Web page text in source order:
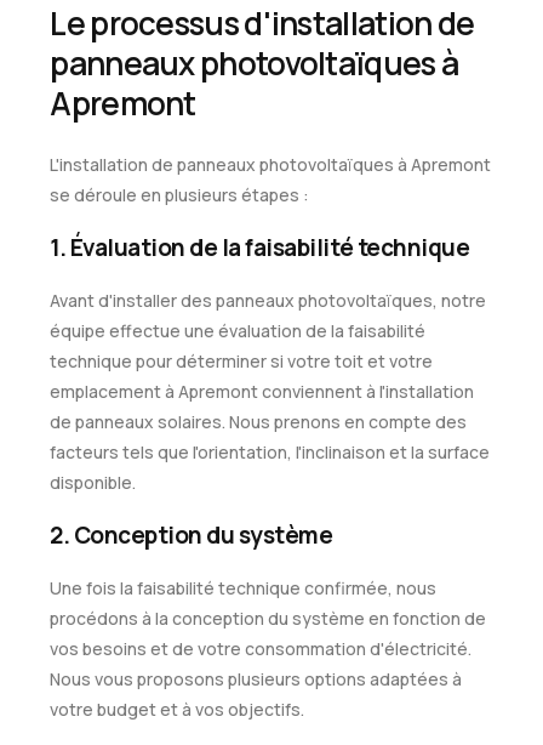
Le processus d'installation de
panneaux photovoltaïques à
Apremont
L'installation de panneaux photovoltaïques à Apremont
se déroule en plusieurs étapes :
1. Évaluation de la faisabilité technique
Avant d'installer des panneaux photovoltaïques, notre
équipe effectue une évaluation de la faisabilité
technique pour déterminer si votre toit et votre
emplacement à Apremont conviennent à l'installation
de panneaux solaires. Nous prenons en compte des
facteurs tels que l'orientation, l'inclinaison et la surface
disponible.
2. Conception du système
Une fois la faisabilité technique confirmée, nous
procédons à la conception du système en fonction de
vos besoins et de votre consommation d'électricité.
Nous vous proposons plusieurs options adaptées à
votre budget et à vos objectifs.